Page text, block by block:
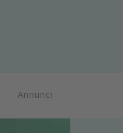
Annunci